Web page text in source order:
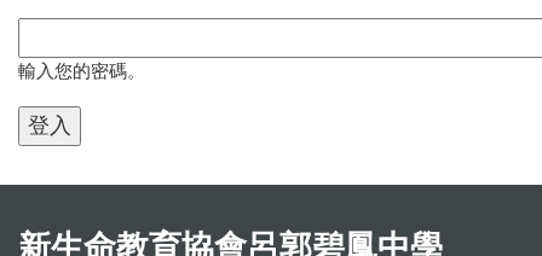
輸入您的密碼。
新生命教育協會呂郭碧鳳中學